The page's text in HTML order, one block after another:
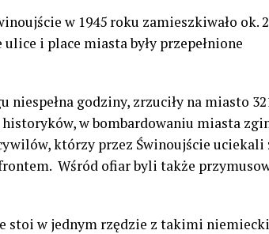
w 1945 roku zamieszkiwało ok.
i place miasta były przepełnione
godziny, zrzuciły na miasto
historyków, w bombardowaniu miasta
którzy przez Świnoujście uciekali
Wśród ofiar byli także
stoi w jednym rzędzie z takimi